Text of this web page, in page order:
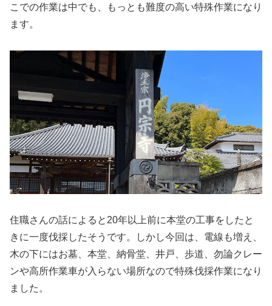
こでの作業は中でも、もっとも難度の高い特殊作業になり
ます。
住職さんの話によると20年以上前に本堂の工事をしたと
きに一度伐採したそうです。しかし今回は、電線も増え、
木の下にはお墓、本堂、納骨堂、井戸、歩道、勿論クレー
ンや高所作業車が入らない場所なので特殊伐採作業になり
ました。